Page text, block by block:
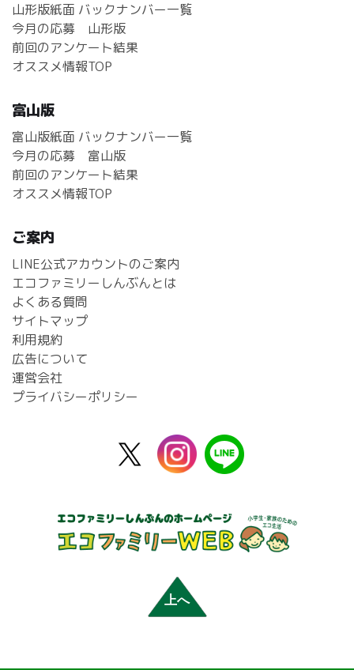
山形版紙面 バックナンバー一覧
今月の応募 山形版
前回のアンケート結果
オススメ情報TOP
富山版
富山版紙面 バックナンバー一覧
今月の応募 富山版
前回のアンケート結果
オススメ情報TOP
ご案内
LINE公式アカウントのご案内
エコファミリーしんぶんとは
よくある質問
サイトマップ
利用規約
広告について
運営会社
プライバシーポリシー
instagram
上へ